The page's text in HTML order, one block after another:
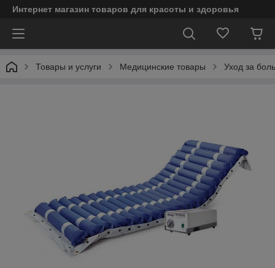
Интернет магазин товаров для красоты и здоровья
Товары и услуги Медицинские товары Уход за